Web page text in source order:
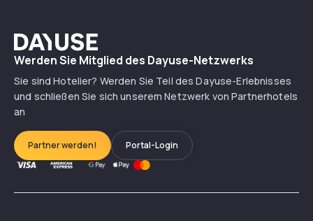
Dayuse
Werden Sie Mitglied des Dayuse-Netzwerks
Sie sind Hotelier? Werden Sie Teil des Dayuse-Erlebnisses
und schließen Sie sich unserem Netzwerk von Partnerhotels
an
Partner werden! Portal-Login